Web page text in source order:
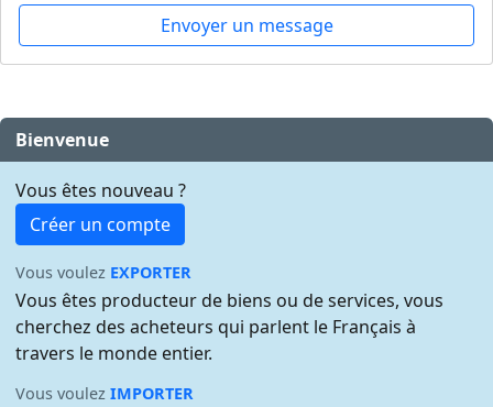
Envoyer un message
Bienvenue
Vous êtes nouveau ?
Créer un compte
Vous voulez EXPORTER
Vous êtes producteur de biens ou de services, vous
cherchez des acheteurs qui parlent le Français à
travers le monde entier.
Vous voulezIMPORTER